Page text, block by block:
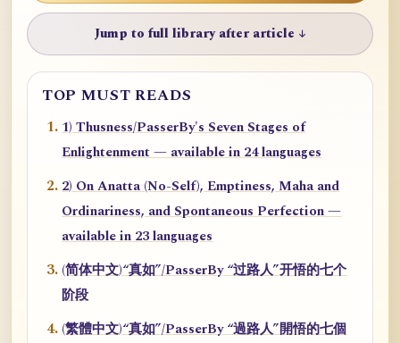
Jump to full library after article ↓
TOP MUST READS
1) Thusness/PasserBy's Seven Stages of
Enlightenment — available in 24 languages
2) On Anatta (No-Self), Emptiness, Maha and
Ordinariness, and Spontaneous Perfection —
available in 23 languages
(简体中文)“真如”/PasserBy “过路人”开悟的七个
阶段
(繁體中文)“真如”/PasserBy “過路人”開悟的七個